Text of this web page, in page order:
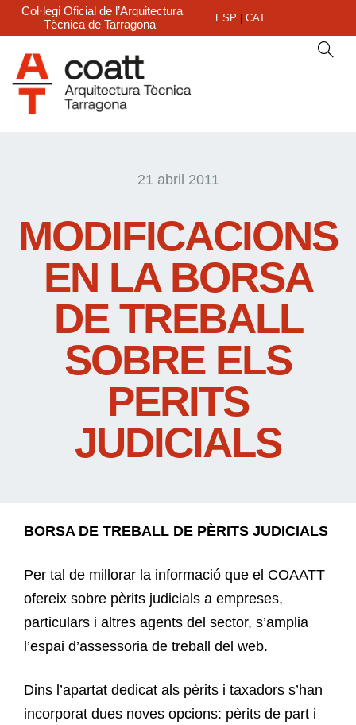
Col·legi Oficial de l’Arquitectura
Tècnica de Tarragona
ESP CAT
21 abril 2011
MODIFICACIONS
EN LA BORSA
DE TREBALL
SOBRE ELS
PERITS
JUDICIALS
BORSA DE TREBALL DE PÈRITS JUDICIALS
Per tal de millorar la informació que el COAATT
ofereix sobre pèrits judicials a empreses,
particulars i altres agents del sector, s’amplia
l’espai d’assessoria de treball del web.
Dins l’apartat dedicat als pèrits i taxadors s’han
incorporat dues noves opcions: pèrits de part i